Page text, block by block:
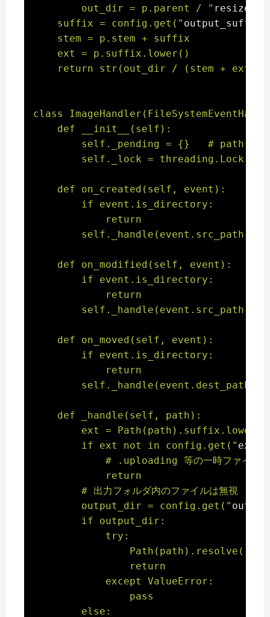
        out_dir = p.parent / "
resize
    suffix = config.get("
output_suffix
    stem = p.stem + suffix
    ext = p.suffix.lower()
    return str(out_dir / (stem + ext))
class
    def __init__(self):
self._pending = {}   # path -> 最
        self._lock = threading.Lock()
    def on_created(self, event):
        if event.is_directory:
            return
        self._handle(event.src_path)
    def on_modified(self, event):
        if event.is_directory:
            return
        self._handle(event.src_path)
    def on_moved(self, event):
        if event.is_directory:
            return
        self._handle(event.dest_path)
    def _handle(self, path):
        ext = Path(path).suffix.lower()
        if ext not in config.get("
# .uploading 等の一時ファイルは
            return
        # 出力フォルダ内のファイルは無視
        output_dir = config.get("
        if output_dir:
            try:
                return
            except ValueError:
                pass
        else: